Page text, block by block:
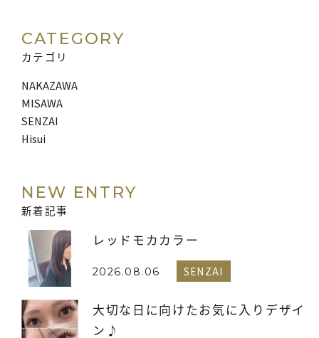
CATEGORY
カテゴリ
NAKAZAWA
MISAWA
SENZAI
Hisui
NEW ENTRY
新着記事
レッドモカカラー
2026.08.06 SENZAI
大切な日に向けたお気に入りデザイ
ン♪